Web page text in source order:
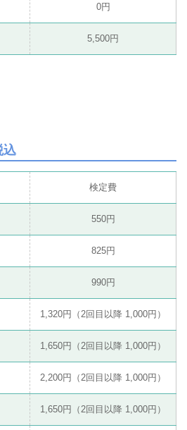
0円
5,500円
検定費
550円
825円
990円
1,320円（2回目以降 1,000円）
1,650円（2回目以降 1,000円）
2,200円（2回目以降 1,000円）
1,650円（2回目以降 1,000円）